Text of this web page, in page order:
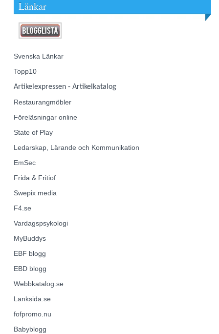
Länkar
Svenska Länkar
Topp10
Artikelexpressen - Artikelkatalog
Restaurangmöbler
Föreläsningar online
State of Play
Ledarskap, Lärande och Kommunikation
EmSec
Frida & Fritiof
Swepix media
F4.se
Vardagspsykologi
MyBuddys
EBF blogg
EBD blogg
Webbkatalog.se
Lanksida.se
fofpromo.nu
Babyblogg